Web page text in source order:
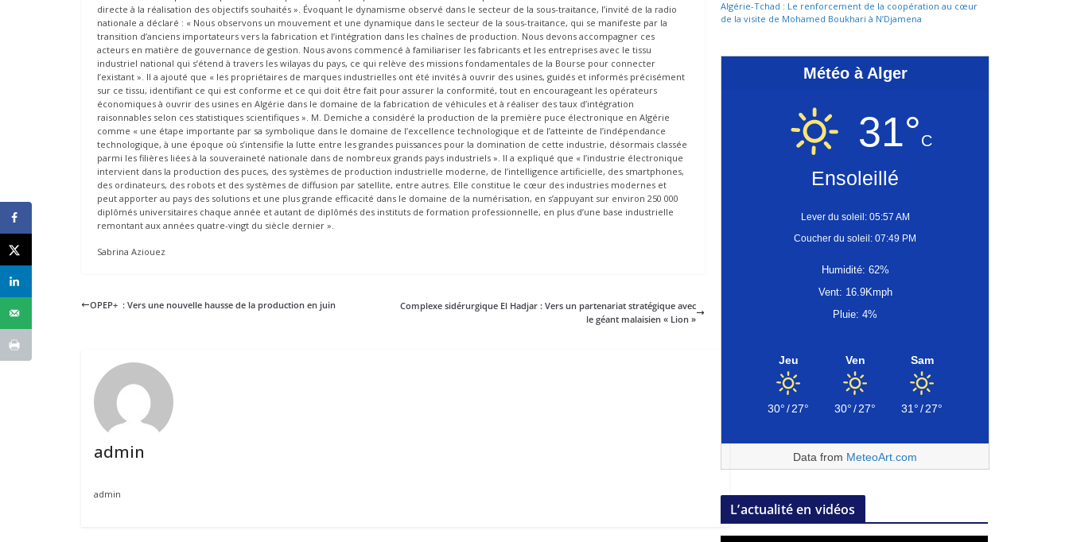
directe à la réalisation des objectifs souhaités ». Évoquant le dynamisme observé dans le secteur de la sous-traitance, l’invité de la radio
nationale a déclaré : « Nous observons un mouvement et une dynamique dans le secteur de la sous-traitance, qui se manifeste par la
transition d’anciens importateurs vers la fabrication et l’intégration dans les chaînes de production. Nous devons accompagner ces
acteurs en matière de gouvernance de gestion. Nous avons commencé à familiariser les fabricants et les entreprises avec le tissu
industriel national qui s’étend à travers les wilayas du pays, ce qui relève des missions fondamentales de la Bourse pour connecter
l’existant ». Il a ajouté que « les propriétaires de marques industrielles ont été invités à ouvrir des usines, guidés et informés précisément
sur ce tissu, identifiant ce qui est conforme et ce qui doit être fait pour assurer la conformité, tout en encourageant les opérateurs
économiques à ouvrir des usines en Algérie dans le domaine de la fabrication de véhicules et à réaliser des taux d’intégration
raisonnables selon ces statistiques scientifiques ». M. Demiche a considéré la production de la première puce électronique en Algérie
comme « une étape importante par sa symbolique dans le domaine de l’excellence technologique et de l’atteinte de l’indépendance
technologique, à une époque où s’intensifie la lutte entre les grandes puissances pour la domination de cette industrie, désormais classée
parmi les filières liées à la souveraineté nationale dans de nombreux grands pays industriels ». Il a expliqué que « l’industrie électronique
intervient dans la production des puces, des systèmes de production industrielle moderne, de l’intelligence artificielle, des smartphones,
des ordinateurs, des robots et des systèmes de diffusion par satellite, entre autres. Elle constitue le cœur des industries modernes et
peut apporter au pays des solutions et une plus grande efficacité dans le domaine de la numérisation, en s’appuyant sur environ 250 000
diplômés universitaires chaque année et autant de diplômés des instituts de formation professionnelle, en plus d’une base industrielle
remontant aux années quatre-vingt du siècle dernier ».
Sabrina Aziouez
OPEP+ : Vers une nouvelle hausse de la production en juin
Complexe sidérurgique El Hadjar : Vers un partenariat stratégique avec
le géant malaisien « Lion »
admin
admin
Algérie-Tchad : Le renforcement de la coopération au cœur
de la visite de Mohamed Boukhari à N’Djamena
Météo à Alger
31°C
Ensoleillé
Lever du soleil: 05:57 AM
Coucher du soleil: 07:49 PM
Humidité: 62%
Vent: 16.9Kmph
Pluie: 4%
Jeu
30°/27°
Ven
30°/27°
Sam
31°/27°
Data from MeteoArt.com
L’actualité en vidéos